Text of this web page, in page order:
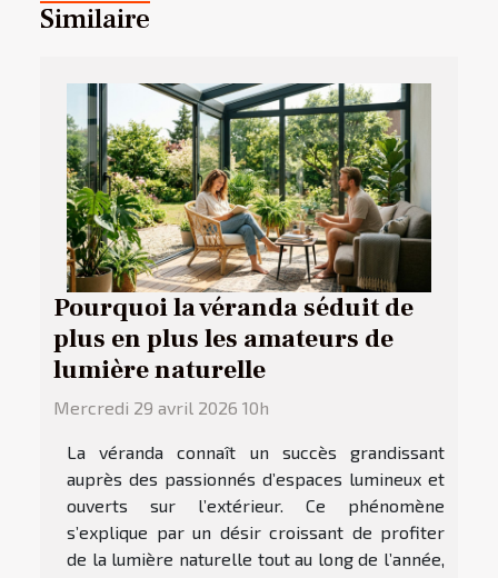
Similaire
Pourquoi la véranda séduit de
plus en plus les amateurs de
lumière naturelle
Mercredi 29 avril 2026 10h
La véranda connaît un succès grandissant
auprès des passionnés d’espaces lumineux et
ouverts sur l’extérieur. Ce phénomène
s’explique par un désir croissant de profiter
de la lumière naturelle tout au long de l’année,